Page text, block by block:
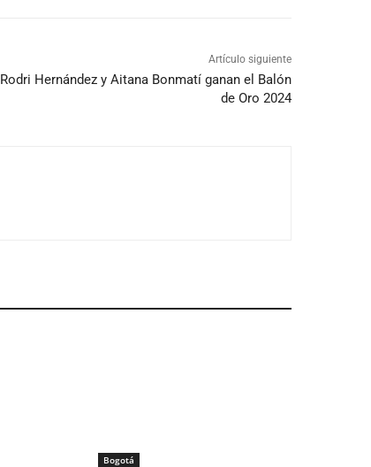
Artículo siguiente
Rodri Hernández y Aitana Bonmatí ganan el Balón
de Oro 2024
Bogotá